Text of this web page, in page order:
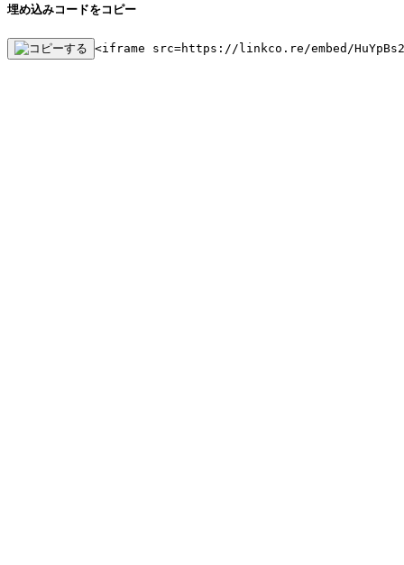
埋め込みコードをコピー
<iframe src=https://linkco.re/embed/